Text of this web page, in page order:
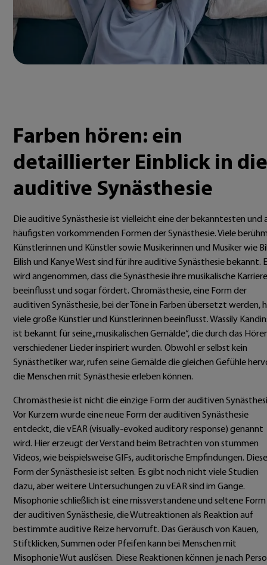
Farben hören: ein
detaillierter Einblick in die
auditive Synästhesie
Die auditive Synästhesie ist vielleicht eine der bekanntesten und
häufigsten vorkommenden Formen der Synästhesie. Viele
Künstlerinnen und Künstler sowie Musikerinnen und Musiker wie
Eilish und Kanye West sind für ihre auditive Synästhesie bekannt.
wird angenommen, dass die Synästhesie ihre musikalische Karriere
beeinflusst und sogar fördert. Chromästhesie, eine Form der
auditiven Synästhesie, bei der Töne in Farben übersetzt werden,
viele große Künstler und Künstlerinnen beeinflusst. Wassily
ist bekannt für seine „musikalischen Gemälde“, die durch das
verschiedener Lieder inspiriert wurden. Obwohl er selbst kein
Synästhetiker war, rufen seine Gemälde die gleichen Gefühle
die Menschen mit Synästhesie erleben können.
Chromästhesie ist nicht die einzige Form der auditiven
Vor Kurzem wurde eine neue Form der auditiven Synästhesie
entdeckt, die vEAR (visually-evoked auditory response) genannt
wird. Hier erzeugt der Verstand beim Betrachten von stummen
Videos, wie beispielsweise GIFs, auditorische Empfindungen. Diese
Form der Synästhesie ist selten. Es gibt noch nicht viele Studien
dazu, aber weitere Untersuchungen zu vEAR sind im Gange.
Misophonie schließlich ist eine missverstandene und seltene Form
der auditiven Synästhesie, die Wutreaktionen als Reaktion auf
bestimmte auditive Reize hervorruft. Das Geräusch von Kauen,
Stiftklicken, Summen oder Pfeifen kann bei Menschen mit
Misophonie Wut auslösen. Diese Reaktionen können je nach